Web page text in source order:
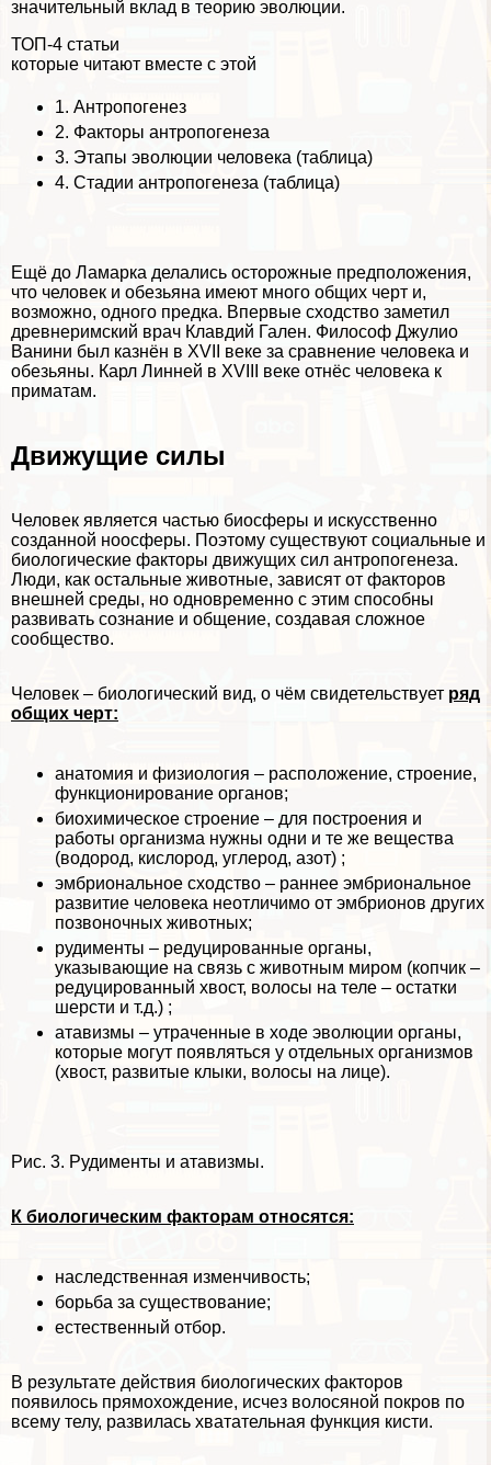
значительный вклад в теорию эволюции.
ТОП-4 статьи
которые читают вместе с этой
1. Антропогенез
2. Факторы антропогенеза
3. Этапы эволюции человека (таблица)
4. Стадии антропогенеза (таблица)
Ещё до Ламарка делались осторожные предположения,
что человек и обезьяна имеют много общих черт и,
возможно, одного предка. Впервые сходство заметил
древнеримский врач Клавдий Гален. Философ Джулио
Ванини был казнён в XVII веке за сравнение человека и
обезьяны. Карл Линней в XVIII веке отнёс человека к
приматам.
Движущие силы
Человек является частью биосферы и искусственно
созданной ноосферы. Поэтому существуют социальные и
биологические факторы движущих сил антропогенеза.
Люди, как остальные животные, зависят от факторов
внешней среды, но одновременно с этим способны
развивать сознание и общение, создавая сложное
сообщество.
Человек – биологический вид, о чём свидетельствует ряд
общих черт:
анатомия и физиология – расположение, строение,
функционирование органов;
биохимическое строение – для построения и
работы организма нужны одни и те же вещества
(водород, кислород, углерод, азот) ;
эмбриональное сходство – раннее эмбриональное
развитие человека неотличимо от эмбрионов других
позвоночных животных;
рудименты – редуцированные органы,
указывающие на связь с животным миром (копчик –
редуцированный хвост, волосы на теле – остатки
шерсти и т.д.) ;
атавизмы – утраченные в ходе эволюции органы,
которые могут появляться у отдельных организмов
(хвост, развитые клыки, волосы на лице).
Рис. 3. Рудименты и атавизмы.
К биологическим факторам относятся:
наследственная изменчивость;
борьба за существование;
естественный отбор.
В результате действия биологических факторов
появилось прямохождение, исчез волосяной покров по
всему телу, развилась хватательная функция кисти.